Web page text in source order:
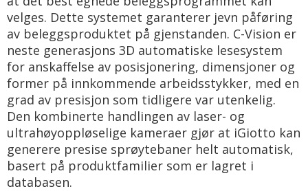
velges. Dette systemet garanterer jevn påføring
av beleggsproduktet på gjenstanden. C-Vision er
neste generasjons 3D automatiske lesesystem
for anskaffelse av posisjonering, dimensjoner og
former på innkommende arbeidsstykker, med en
grad av presisjon som tidligere var utenkelig.
Den kombinerte handlingen av laser- og
ultrahøyoppløselige kameraer gjør at iGiotto kan
generere presise sprøytebaner helt automatisk,
basert på produktfamilier som er lagret i
databasen.